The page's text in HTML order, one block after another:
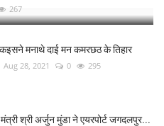
267
मनाथे दाई मन कमरछठ के तिहार
Aug 28, 2021 0 295
श्री अर्जुन मुंडा ने एयरपोर्ट जगदलपुर...